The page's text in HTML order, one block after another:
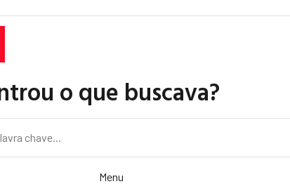
o que buscava?
Menu